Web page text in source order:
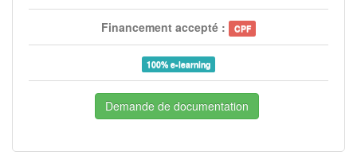
Financement accepté : CPF
100% e-learning
Demande de documentation